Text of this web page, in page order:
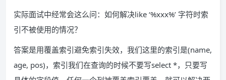
实际面试中经常会这么问：如何解决like ‘%xxx%’ 字符时索
引不被使用的情况？
答案是用覆盖索引避免索引失效，我们这里的索引是(name,
age, pos)，索引我们在查询的时候不要写select *，只要写